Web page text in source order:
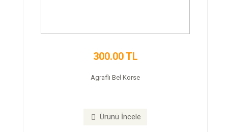
300.00 TL
Agraflı Bel Korse
Ürünü İncele